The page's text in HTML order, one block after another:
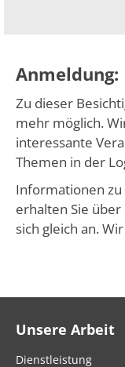
Anmeldung:
Zu dieser
mehr möglich.
interessante
Themen in der
Informationen
erhalten Sie über
sich gleich an.
Unsere Arbeit
Dienstleistung